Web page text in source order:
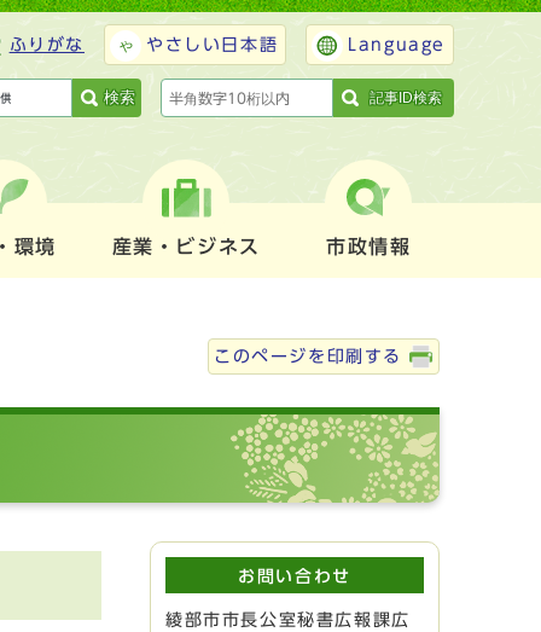
ふりがな やさしい日本語 Language
検索 記事ID検索
環境 産業・ビジネス 市政情報
このページを印刷する
お問い合わせ
綾部市市長公室秘書広報課広